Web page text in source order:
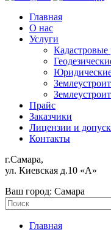
Главная
О нас
Услуги
Кадастровые
Прайс
Заказчики
Лицензии и
Контакты
г.Самара,
ул. Киевская д.10 «А»
Ваш город: Самара
Главная